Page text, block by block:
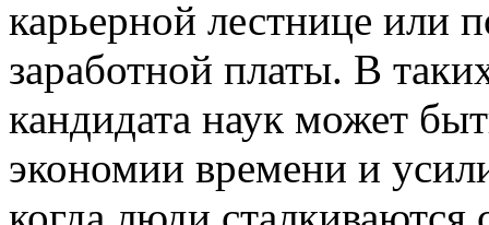
карьерной лестнице или
заработной платы. В
кандидата наук может
экономии времени и